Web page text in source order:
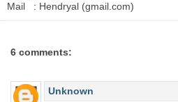
Mail : Hendryal (gmail.com)
6 comments:
Unknown